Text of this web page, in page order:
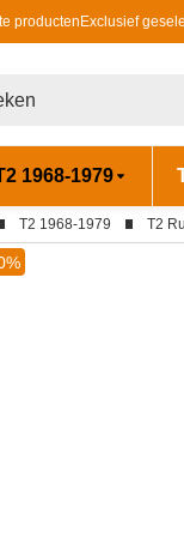
producten Exclusief
1968-1979
T2 1968-1979 T2